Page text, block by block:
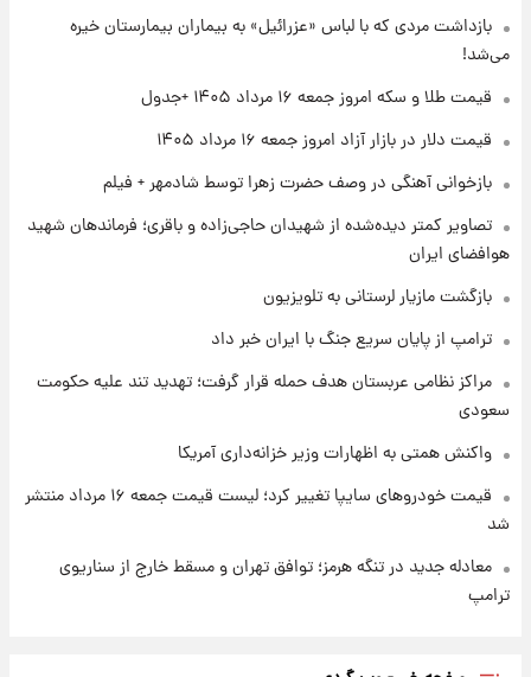
تغییر تند قیمت محصولات ایران‌خودرو و سایپا
امروز پنجشنبه ۱۵ مرداد ۱۴۰۵ +جدول
۱ روز پیش
قیمت طلا و سکه امروز پنجشنبه ۱۵ مرداد ۱۴۰۵
شارژ جدید کالابرگ برای سه دهک؛ جزئیات اعلام
بازداشت مردی که با لباس «عزرائیل» به بیماران بیمارستان خیره
می‌شد!
قیمت طلا و سکه امروز جمعه ۱۶ مرداد ۱۴۰۵ +جدول
قیمت دلار در بازار آزاد امروز جمعه ۱۶ مرداد ۱۴۰۵
بازخوانی آهنگی در وصف حضرت زهرا توسط شادمهر + فیلم
تصاویر کمتر دیده‌شده از شهیدان حاجی‌زاده و باقری؛ فرماندهان شهید
هوافضای ایران
بازگشت مازیار لرستانی به تلویزیون
ترامپ از پایان سریع جنگ با ایران خبر داد
مراکز نظامی عربستان هدف حمله قرار گرفت؛ تهدید تند علیه حکومت
سعودی
واکنش همتی به اظهارات وزیر خزانه‌داری آمریکا
قیمت خودروهای سایپا تغییر کرد؛ لیست قیمت جمعه ۱۶ مرداد منتشر
شد
معادله جدید در تنگه هرمز؛ توافق تهران و مسقط خارج از سناریوی
ترامپ